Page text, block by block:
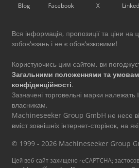
Blog Facebook X
Вся інформація, пропозиції та ціни на
зобов'язань і не є обов'язковими!
Користуючись цим сайтом, ви
Загальними положеннями та
конфіденційності.
Зазначені торговельні марки належать
власникам.
Machineseeker Group GmbH не несе
вміст зовнішніх інтернет-сторінок, на
© 1999 - 2026 Machineseeker Group
Цей веб-сайт захищено reCAPTCHA;